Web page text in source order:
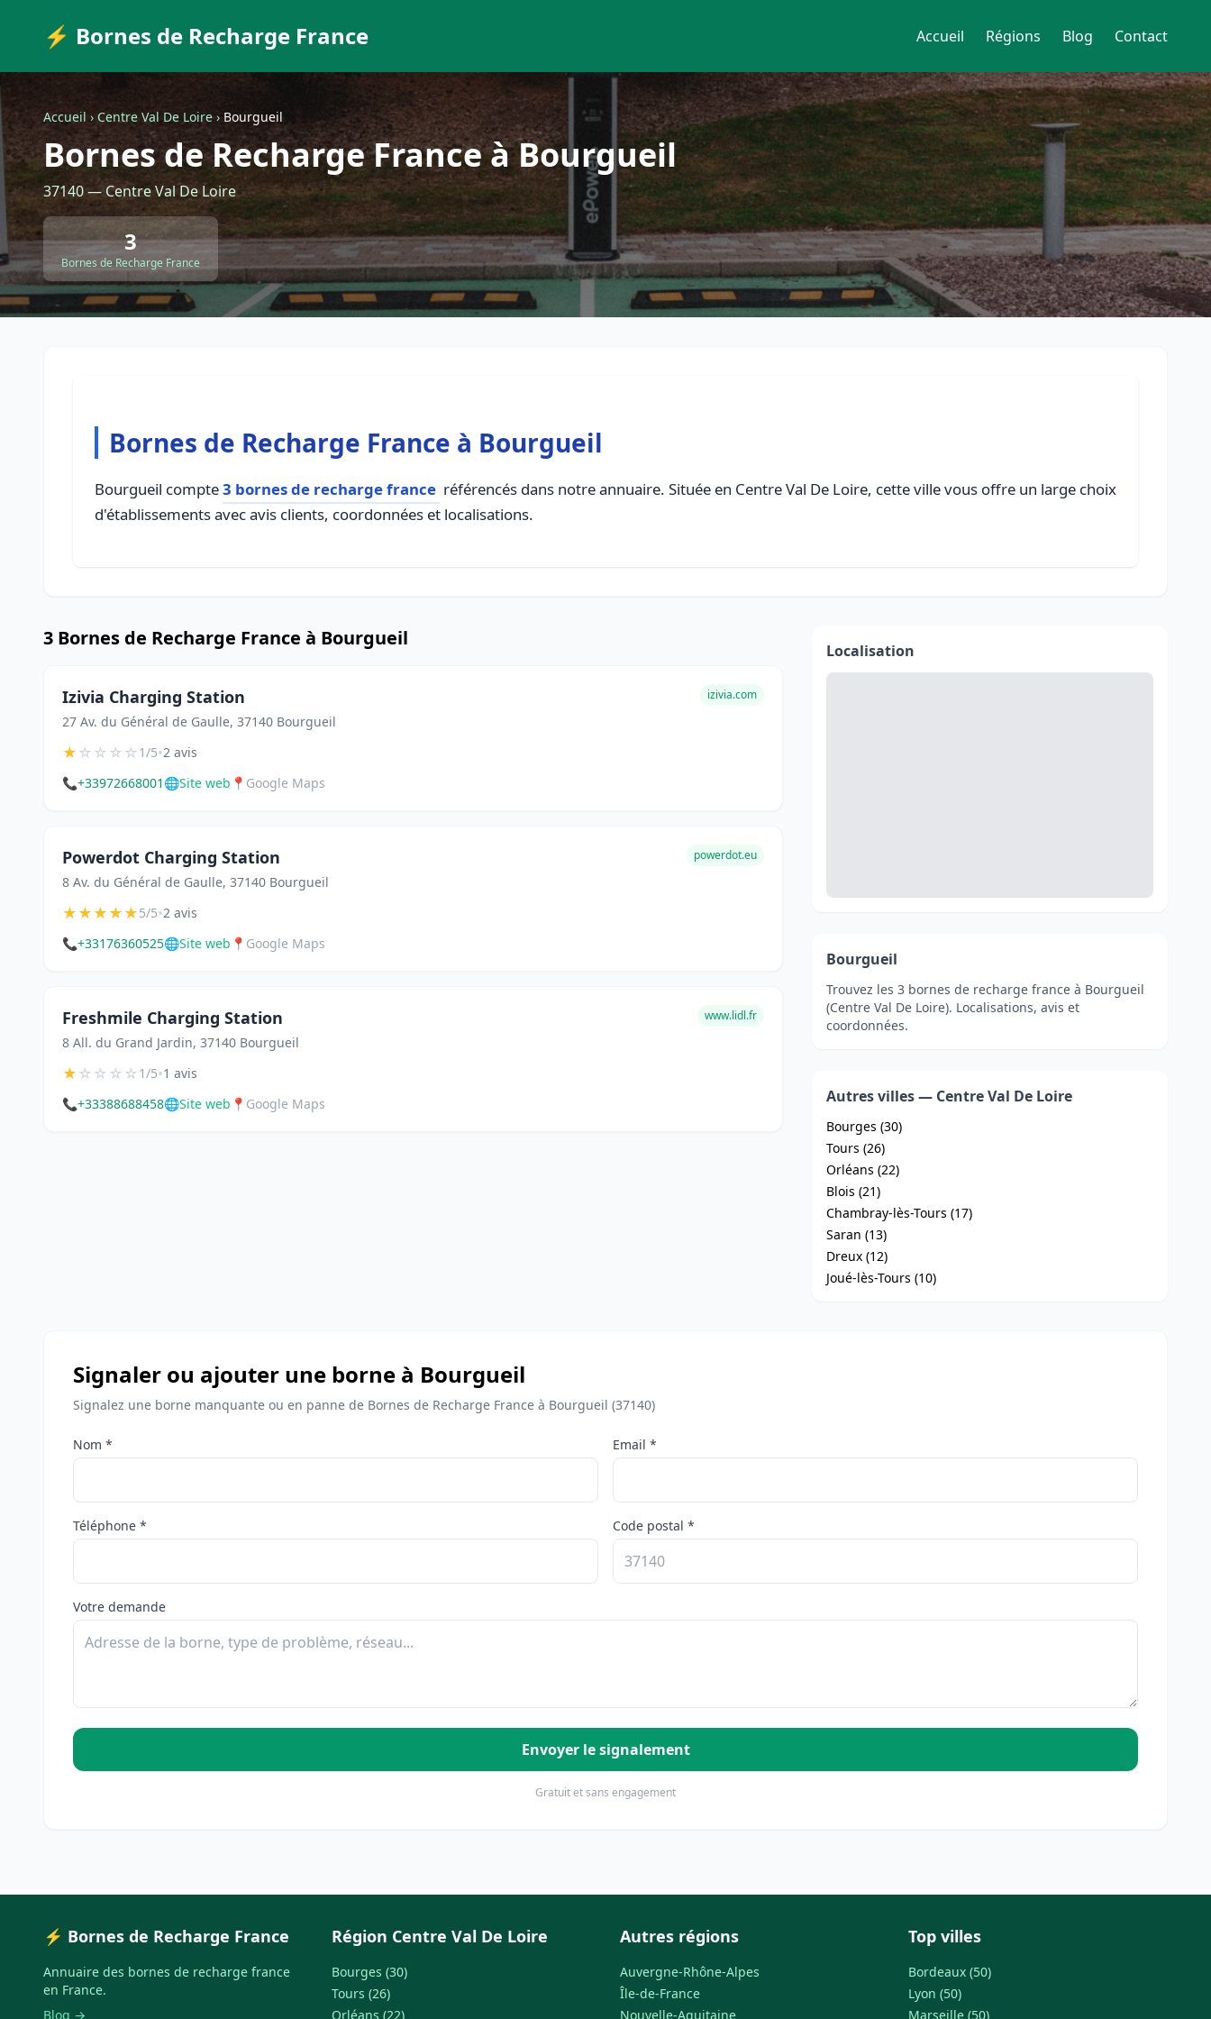
⚡ Bornes de Recharge France Accueil Régions Blog Contact
Accueil › Centre Val De Loire › Bourgueil
Bornes de Recharge France à Bourgueil
37140 — Centre Val De Loire
3
Bornes de Recharge France
Bornes de Recharge France à Bourgueil
Bourgueil compte3 bornes de recharge france référencés dans notre annuaire. Située en Centre Val De Loire, cette ville vous offre un large choix
d'établissements avec avis clients, coordonnées et localisations.
3 Bornes de Recharge France à Bourgueil
Izivia Charging Station
27 Av. du Général de Gaulle, 37140 Bourgueil
izivia.com
★☆☆☆☆1/5•2 avis
📞+33972668001 🌐Site web 📍 Google Maps
Powerdot Charging Station
8 Av. du Général de Gaulle, 37140 Bourgueil
powerdot.eu
★★★★★5/5•2 avis
📞+33176360525🌐Site web 📍 Google Maps
Freshmile Charging Station
8 All. du Grand Jardin, 37140 Bourgueil
www.lidl.fr
★☆☆☆☆1/5•1 avis
📞+33388688458🌐Site web 📍 Google Maps
Localisation
Bourgueil
Trouvez les 3 bornes de recharge france à Bourgueil
(Centre Val De Loire). Localisations, avis et
coordonnées.
Autres villes — Centre Val De Loire
Bourges (30)
Tours (26)
Orléans (22)
Blois (21)
Chambray-lès-Tours (17)
Saran (13)
Dreux (12)
Joué-lès-Tours (10)
Signaler ou ajouter une borne à Bourgueil
Signalez une borne manquante ou en panne de Bornes de Recharge France à Bourgueil (37140)
Nom * Email *
Téléphone * Code postal *
Votre demande
Envoyer le signalement
Gratuit et sans engagement
⚡ Bornes de Recharge France
Annuaire des bornes de recharge france
en France.
Blog →
Région Centre Val De Loire
Bourges (30)
Tours (26)
Orléans (22)
Autres régions
Auvergne-Rhône-Alpes
Île-de-France
Nouvelle-Aquitaine
Top villes
Bordeaux (50)
Lyon (50)
Marseille (50)